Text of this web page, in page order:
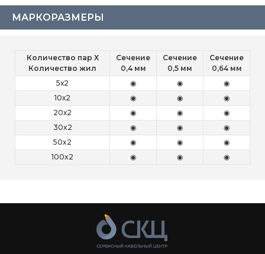
МАРКОРАЗМЕРЫ
Количество пар Х
Количество жил
Сечение
0,4 мм
Сечение
0,5 мм
Сечение
0,64 мм
5х2
◉ ◉
◉
10х2
◉ ◉
◉
20х2
◉ ◉
◉
30x2
◉ ◉
◉
50x2
◉ ◉
◉
100x2
◉ ◉ ◉